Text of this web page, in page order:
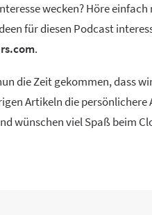
wecken? Höre
für diesen Podcast
.
die Zeit gekommen, dass
Artikeln die persönlichere
wünschen viel Spaß beim